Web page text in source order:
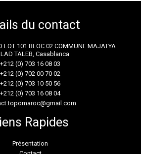
du contact
LOT 101 BLOC 02 COMMUNE MAJATYA
TALEB, Casablanca
+212 (0) 703 16 08 03
+212 (0) 702 00 70 02
+212 (0) 703 10 50 56
+212 (0) 703 16 08 04
Rapides
Présentation